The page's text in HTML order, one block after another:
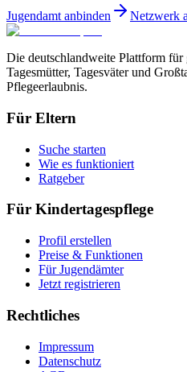
Jugendamt anbinden Netzwerk
Die deutschlandweite Plattform
Tagesmütter, Tagesväter und
Pflegeerlaubnis.
Für Eltern
Suche starten
Wie es funktioniert
Ratgeber
Für Kindertagespflege
Profil erstellen
Preise & Funktionen
Für Jugendämter
Jetzt registrieren
Rechtliches
Impressum
Datenschutz